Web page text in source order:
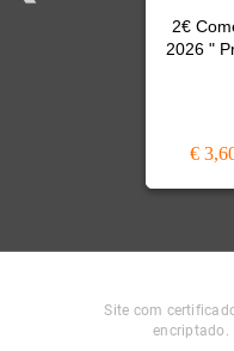
2€
2026 "
€
Site com
encriptado.